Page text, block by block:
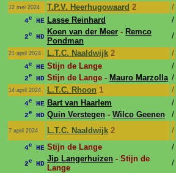
12 mei 2024 T.P.V. Heerhugowaard 2 /
4e HE Lasse Reinhard /
2e HD
Koen van der Meer - Remco
Pondman
/
21 april 2024 L.T.C. Naaldwijk 2 /
4e HE Stijn de Lange /
2e HD Stijn de Lange - Mauro Marzolla /
14 april 2024 L.T.C. Rhoon 1 /
4e HE Bart van Haarlem /
2e HD Quin Verstegen - Wilco Geenen /
7 april 2024 L.T.C. Naaldwijk 2 /
4e HE Stijn de Lange /
2e HD
Jip Langerhuizen - Stijn de
Lange
/